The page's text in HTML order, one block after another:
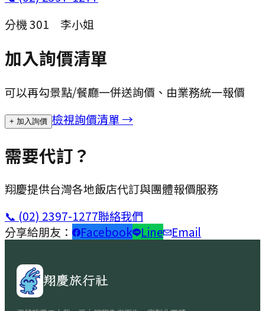
分機301 李小姐
加入詢價清單
可以再勾景點/餐廳一併送詢價、由業務統一報價
+ 加入詢價 檢視詢價清單 →
需要代訂？
翔慶提供台灣各地飯店代訂與團體報價服務
📞 (02) 2397-1277聯絡我們
分享給朋友：
Facebook Line Email
翔慶旅行社